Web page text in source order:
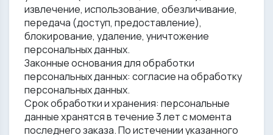
извлечение, использование, обезличивание,
передача (доступ, предоставление),
блокирование, удаление, уничтожение
персональных данных.
Законные основания для обработки
персональных данных: согласие на обработку
персональных данных.
Срок обработки и хранения: персональные
данные хранятся в течение 3 лет с момента
последнего заказа. По истечении указанного